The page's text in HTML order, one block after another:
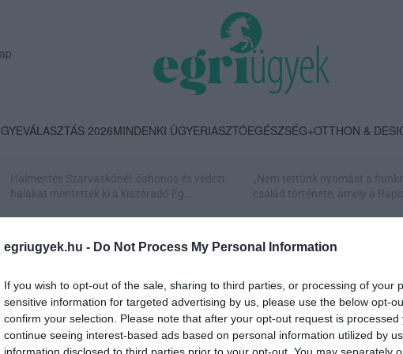
egriugyek.hu - Do Not Process My Personal Information
If you wish to opt-out of the sale, sharing to third parties, or processing of your
sensitive information for targeted advertising by us, please use the below opt-
confirm your selection. Please note that after your opt-out request is processed
continue seeing interest-based ads based on personal information utilized by
VÁLASZTÁS 2026MINDENKI ÜGYERIASZTÓEGÉSZSÉG+OTTHON &
Halmentés Szarvaskőnél: őshonos és védett
halakat mentettek ki a kiszáradó Eg...
„Nem tettünk nyomást a
család története, amely a Rapid
TUDOMÁNYOS TÉNNYÉ VÁLT: KIZÁRÓLAG AZ EMBER